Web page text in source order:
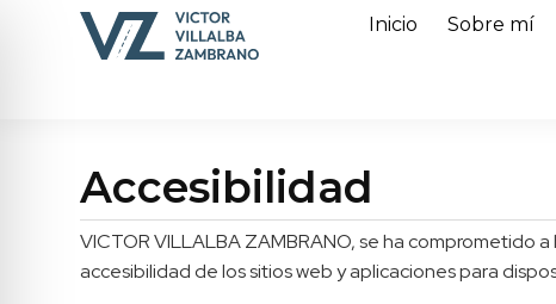
Inicio Sobre mí
Accesibilidad
VICTOR VILLALBA ZAMBRANO, se ha comprometido
accesibilidad de los sitios web y aplicaciones para